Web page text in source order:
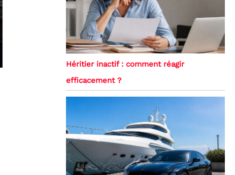
Héritier inactif : comment réagir
efficacement ?